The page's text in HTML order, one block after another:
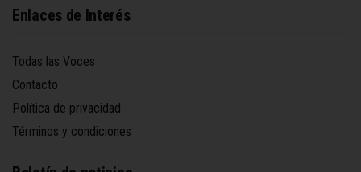
Enlaces de Interés
Todas las Voces
Contacto
Política de privacidad
Términos y condiciones